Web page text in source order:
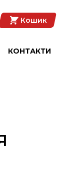
Кошик
КОНТАКТИ